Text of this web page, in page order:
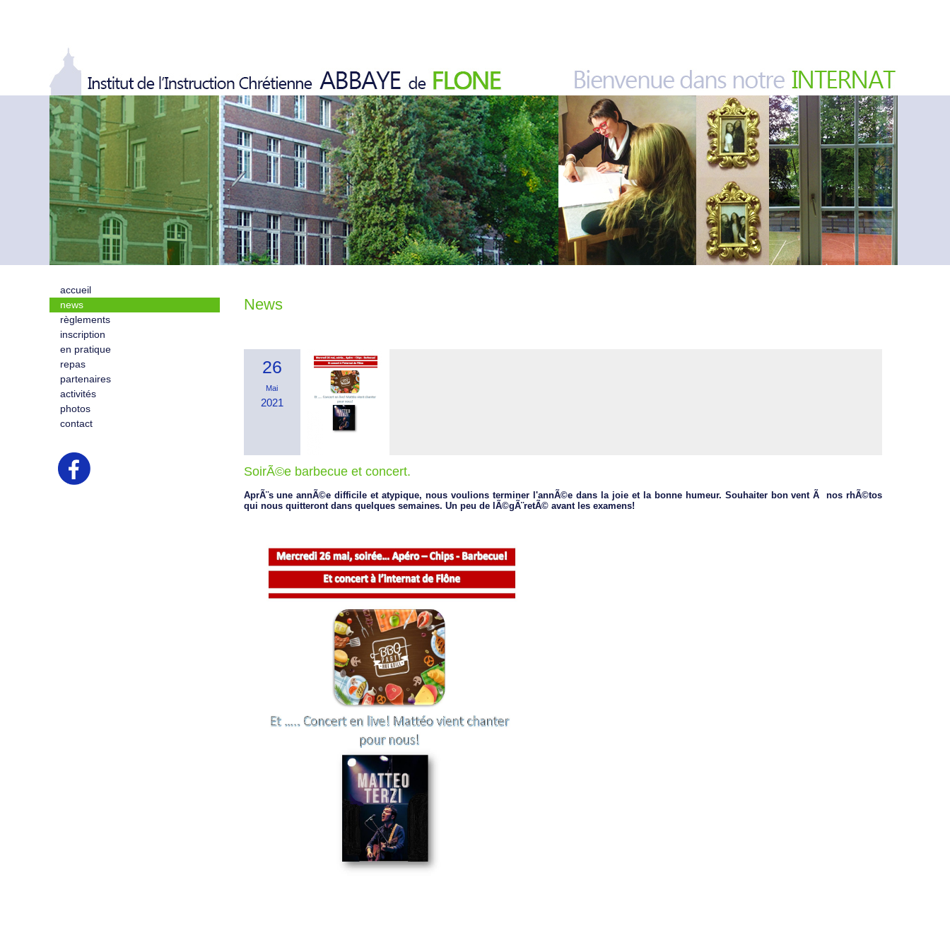
accueil
news
règlements
inscription
en pratique
repas
partenaires
activités
photos
contact
News
26
Mai
2021
SoirÃ©e barbecue et concert.
AprÃ¨s une annÃ©e difficile et atypique, nous voulions terminer l'annÃ©e dans la joie et la bonne humeur. Souhaiter bon vent Ã nos rhÃ©tos
qui nous quitteront dans quelques semaines. Un peu de lÃ©gÃ¨retÃ© avant les examens!